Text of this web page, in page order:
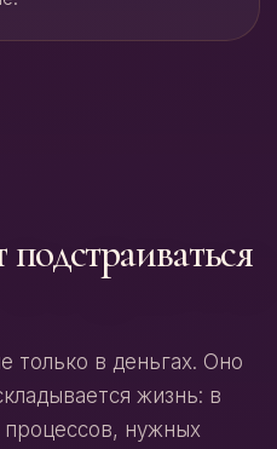
только в деньгах. Оно
жизнь: в
процессов, нужных